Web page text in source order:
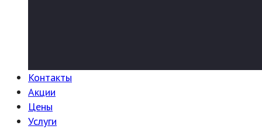
Контакты
Акции
Цены
Услуги